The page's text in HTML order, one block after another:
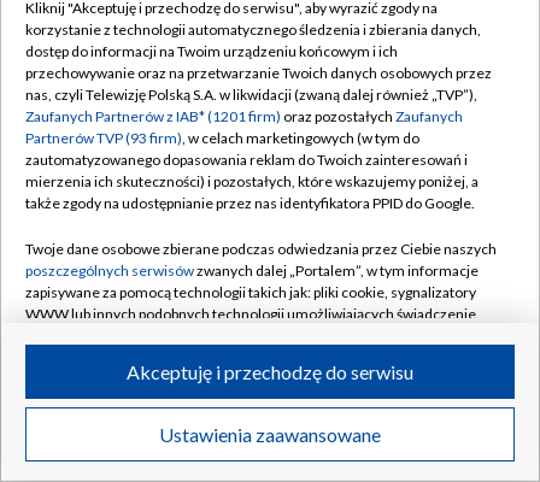
Kliknij "Akceptuję i przechodzę do serwisu", aby wyrazić zgody na
korzystanie z technologii automatycznego śledzenia i zbierania danych,
dostęp do informacji na Twoim urządzeniu końcowym i ich
przechowywanie oraz na przetwarzanie Twoich danych osobowych przez
nas, czyli Telewizję Polską S.A. w likwidacji (zwaną dalej również „TVP”),
Zaufanych Partnerów z IAB* (1201 firm) oraz pozostałych Zaufanych
Partnerów TVP (93 firm), w celach marketingowych (w tym do
zautomatyzowanego dopasowania reklam do Twoich zainteresowań i
mierzenia ich skuteczności) i pozostałych, które wskazujemy poniżej, a
także zgody na udostępnianie przez nas identyfikatora PPID do Google.
Twoje dane osobowe zbierane podczas odwiedzania przez Ciebie naszych
poszczególnych serwisówzwanych dalej „Portalem”, w tym informacje
zapisywane za pomocą technologii takich jak: pliki cookie, sygnalizatory
WWW lub innych podobnych technologii umożliwiających świadczenie
ruchu w Internecie.
Twoje dane osobowe zbierane podczas odwiedzania przez Ciebie
poszczególnych serwisówna Portalu, takie jak adresy IP, identyfikatory
Ustawienia zaawansowane
Akceptuję i przechodzę do serwisu